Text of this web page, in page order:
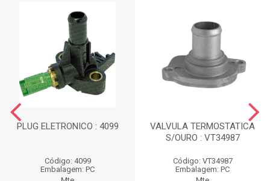
PLUG ELETRONICO : 4099
Código: 4099
Embalagem: PC
VALVULA TERMOSTATICA
S/OURO : VT34987
Código: VT34987
Embalagem: PC